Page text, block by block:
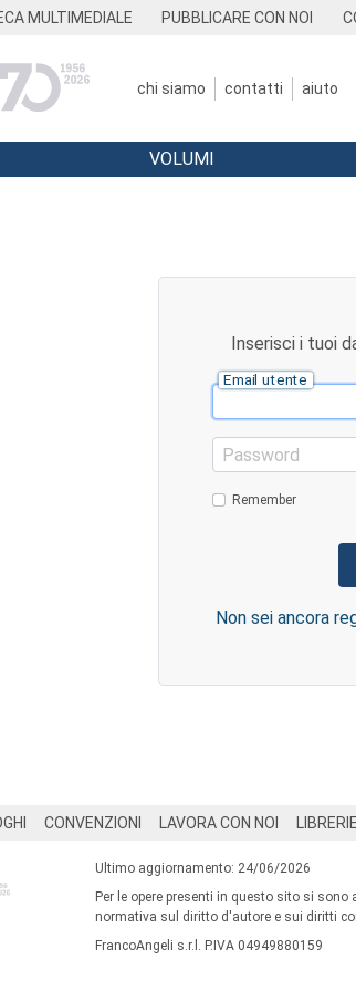
MULTIMEDIALE PUBBLICARE CON NOI
chi siamo contatti aiuto
VOLUMI
Inserisci i tuoi
Email utente
Password
Remember
Non sei ancora
CONVENZIONI LAVORA CON NOI LIBRERIE
Ultimo aggiornamento: 24/06/2026
Per le opere presenti in questo sito si
normativa sul diritto d'autore e sui diritti
FrancoAngeli s.r.l. P.IVA 04949880159